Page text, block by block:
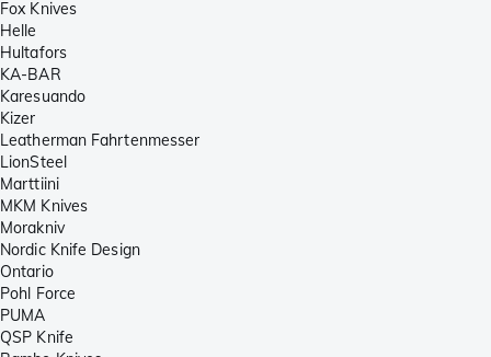
Fox Knives
Helle
Hultafors
KA-BAR
Karesuando
Kizer
Leatherman Fahrtenmesser
LionSteel
Marttiini
MKM Knives
Morakniv
Nordic Knife Design
Ontario
Pohl Force
PUMA
QSP Knife